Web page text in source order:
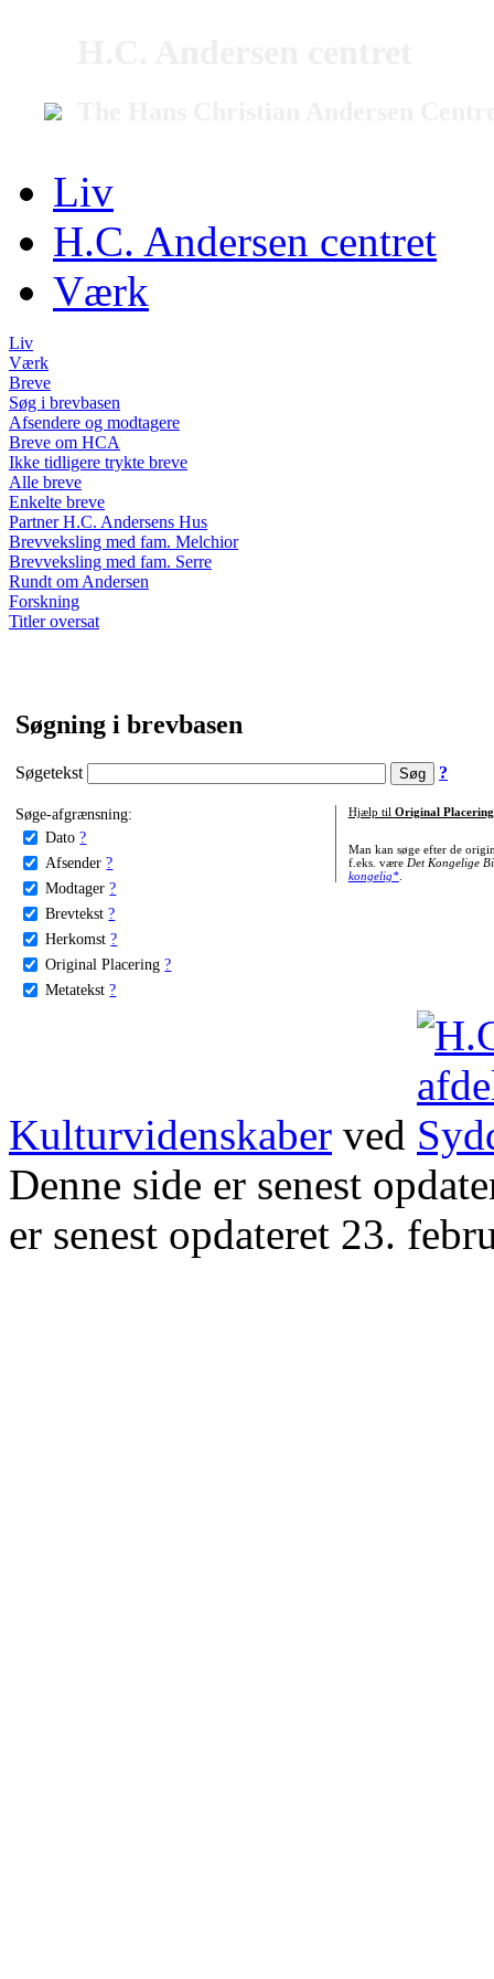
Liv
H.C. Andersen centret
Værk
Liv
Værk
Breve
Søg i brevbasen
Afsendere og modtagere
Breve om HCA
Ikke tidligere trykte breve
Alle breve
Enkelte breve
Partner H.C. Andersens Hus
Brevveksling med fam. Melchior
Brevveksling med fam. Serre
Rundt om Andersen
Forskning
Titler oversat
Søgning i brevbasen
Søgetekst ?
Søge-afgrænsning:
Dato ?
Afsender ?
Modtager ?
Brevtekst ?
Herkomst ?
Original Placering ?
Metatekst ?
Hjælp til Original Placering
Man kan søge efter de
f.eks. være Det Kongelige
kongelig*.
Kulturvidenskaber ved
Denne side er senest
er senest opdateret 23.